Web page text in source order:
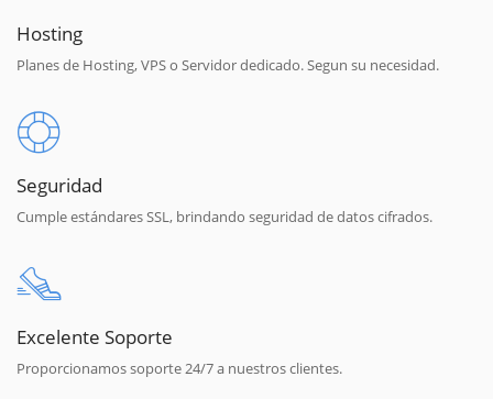
Hosting
Planes de Hosting, VPS o Servidor dedicado. Segun su necesidad.
Seguridad
Cumple estándares SSL, brindando seguridad de datos cifrados.
Excelente Soporte
Proporcionamos soporte 24/7 a nuestros clientes.